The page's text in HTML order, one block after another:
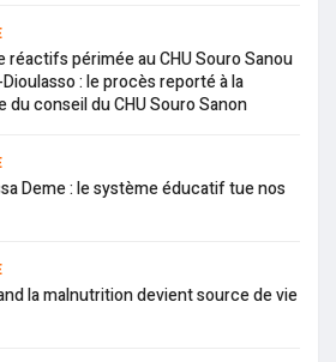
réactifs périmée au CHU Souro Sanou
: le procès reporté à la
du conseil du CHU Souro Sanon
Deme : le système éducatif tue nos
la malnutrition devient source de vie